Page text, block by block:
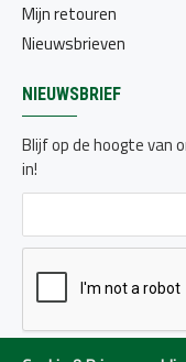
Mijn retouren
Nieuwsbrieven
NIEUWSBRIEF
Blijf op de hoogte van
in!
Ik heb de Privacy beleid